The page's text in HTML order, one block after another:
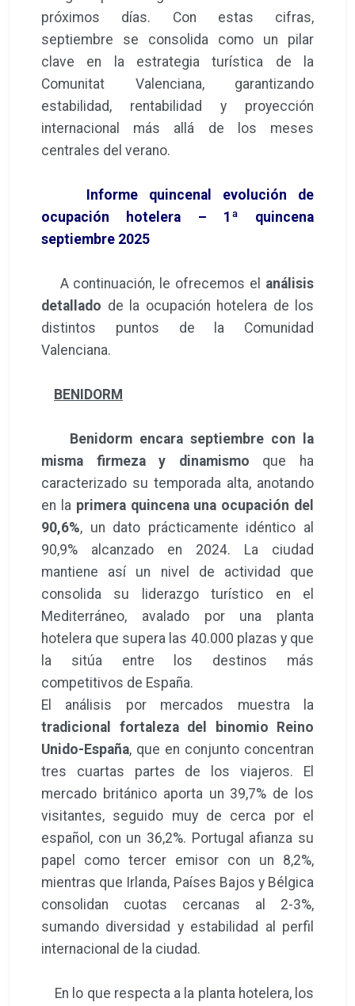
próximos días. Con estas cifras,
septiembre se consolida como un pilar
clave en la estrategia turística de la
Comunitat Valenciana, garantizando
estabilidad, rentabilidad y proyección
internacional más allá de los meses
centrales del verano.
Informe quincenal evolución de
ocupación hotelera – 1ª quincena
septiembre 2025
A continuación, le ofrecemos el análisis
detallado de la ocupación hotelera de los
distintos puntos de la Comunidad
Valenciana.
BENIDORM
Benidorm encara septiembre con la
misma firmeza y dinamismo que ha
caracterizado su temporada alta, anotando
en la primera quincena una ocupación del
90,6%, un dato prácticamente idéntico al
90,9% alcanzado en 2024. La ciudad
mantiene así un nivel de actividad que
consolida su liderazgo turístico en el
Mediterráneo, avalado por una planta
hotelera que supera las 40.000 plazas y que
la sitúa entre los destinos más
competitivos de España.
El análisis por mercados muestra la
tradicional fortaleza del binomio Reino
Unido-España, que en conjunto concentran
tres cuartas partes de los viajeros. El
mercado británico aporta un 39,7% de los
visitantes, seguido muy de cerca por el
español, con un 36,2%. Portugal afianza su
papel como tercer emisor con un 8,2%,
mientras que Irlanda, Países Bajos y Bélgica
consolidan cuotas cercanas al 2-3%,
sumando diversidad y estabilidad al perfil
internacional de la ciudad.
En lo que respecta a la planta hotelera, los